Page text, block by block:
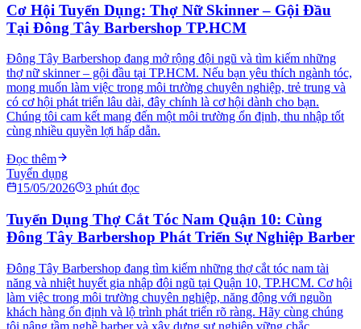
Cơ Hội Tuyển Dụng: Thợ Nữ Skinner – Gội Đầu
Tại Đông Tây Barbershop TP.HCM
Đông Tây Barbershop đang mở rộng đội ngũ và tìm kiếm những
thợ nữ skinner – gội đầu tại TP.HCM. Nếu bạn yêu thích ngành tóc,
mong muốn làm việc trong môi trường chuyên nghiệp, trẻ trung và
có cơ hội phát triển lâu dài, đây chính là cơ hội dành cho bạn.
Chúng tôi cam kết mang đến một môi trường ổn định, thu nhập tốt
cùng nhiều quyền lợi hấp dẫn.
Đọc thêm
Tuyển dụng
15/05/2026
3 phút đọc
Tuyển Dụng Thợ Cắt Tóc Nam Quận 10: Cùng
Đông Tây Barbershop Phát Triển Sự Nghiệp Barber
Đông Tây Barbershop đang tìm kiếm những thợ cắt tóc nam tài
năng và nhiệt huyết gia nhập đội ngũ tại Quận 10, TP.HCM. Cơ hội
làm việc trong môi trường chuyên nghiệp, năng động với nguồn
khách hàng ổn định và lộ trình phát triển rõ ràng. Hãy cùng chúng
tôi nâng tầm nghề barber và xây dựng sự nghiệp vững chắc.